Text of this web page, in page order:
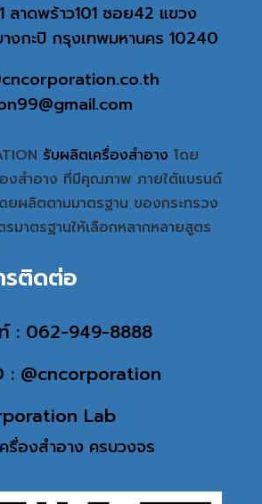
ลาดพร้าว101 ซอย42 แขวง
งกะปิ กรุงเทพมหานคร 10240
รับผลิตเครื่องสำอาง โดย
องสำอาง ที่มีคุณภาพ ภายใต้แบรนด์
ยผลิตตามมาตรฐาน ของกระทรวง
มาตรฐานให้เลือกหลากหลายสูตร
รติดต่อ
: 062-949-8888
: @cncorporation
Lab
รื่องสำอาง ครบวงจร